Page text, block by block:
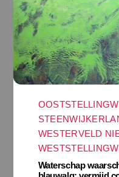
WESTERVELD
Waterschap